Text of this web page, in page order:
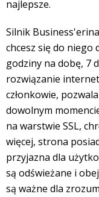
najlepsze.
Silnik
chcesz się do niego
godziny na dobę, 7
rozwiązanie
członkowie,
dowolnym
na warstwie SSL,
więcej, strona
przyjazna dla
są odświeżane i
są ważne dla